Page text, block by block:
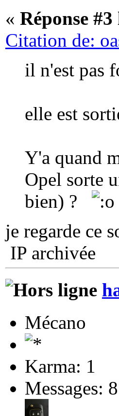
« Réponse #3
Citation de:
il n'est pas
elle est
Y'a quand
Opel sorte
bien) ?
je regarde ce
IP archivée
Mécano
Karma: 1
Messages: